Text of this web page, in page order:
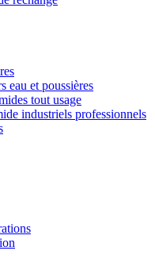
eau et poussières
tout usage
industriels professionnels